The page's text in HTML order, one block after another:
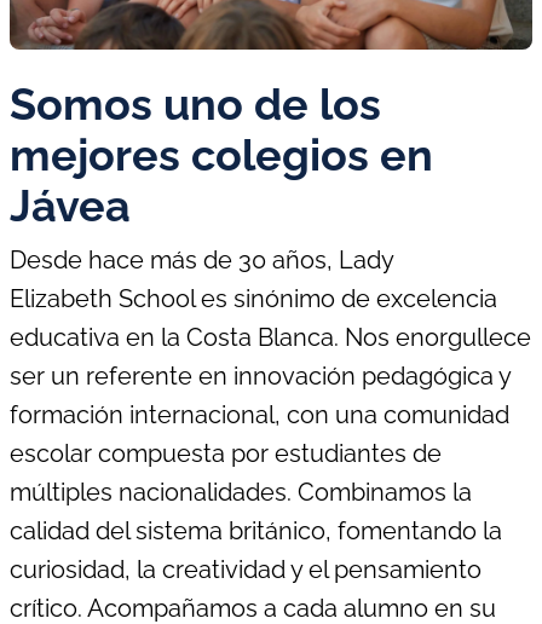
Somos uno de los
mejores colegios en
Jávea
Desde hace más de 30 años, Lady
Elizabeth Schooles sinónimo de excelencia
educativa en la Costa Blanca. Nos enorgullece
ser un referente en innovación pedagógica y
formación internacional, con una comunidad
escolar compuesta por estudiantes de
múltiples nacionalidades. Combinamos la
calidad del sistema británico, fomentando la
curiosidad, la creatividad y el pensamiento
crítico. Acompañamos a cada alumno en su